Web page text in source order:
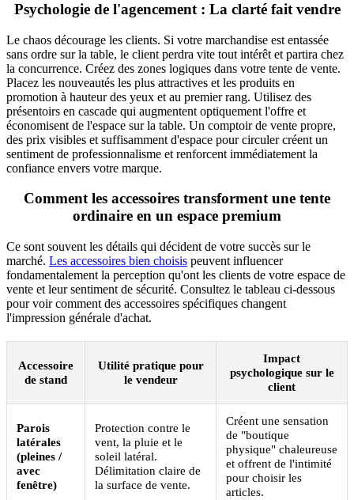
Psychologie de l'agencement : La clarté fait vendre
Le chaos décourage les clients. Si votre marchandise est entassée
sans ordre sur la table, le client perdra vite tout intérêt et partira chez
la concurrence. Créez des zones logiques dans votre tente de vente.
Placez les nouveautés les plus attractives et les produits en
promotion à hauteur des yeux et au premier rang. Utilisez des
présentoirs en cascade qui augmentent optiquement l'offre et
économisent de l'espace sur la table. Un comptoir de vente propre,
des prix visibles et suffisamment d'espace pour circuler créent un
sentiment de professionnalisme et renforcent immédiatement la
confiance envers votre marque.
Comment les accessoires transforment une tente
ordinaire en un espace premium
Ce sont souvent les détails qui décident de votre succès sur le
marché. Les accessoires bien choisis peuvent influencer
fondamentalement la perception qu'ont les clients de votre espace de
vente et leur sentiment de sécurité. Consultez le tableau ci-dessous
pour voir comment des accessoires spécifiques changent
l'impression générale d'achat.
Accessoire
de stand
Utilité pratique pour
le vendeur
Impact
psychologique sur le
client
Parois
latérales
(pleines /
avec
fenêtre)
Protection contre le
vent, la pluie et le
soleil latéral.
Délimitation claire de
la surface de vente.
Créent une sensation
de "boutique
physique" chaleureuse
et offrent de l'intimité
pour choisir les
articles.